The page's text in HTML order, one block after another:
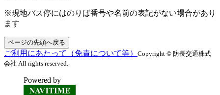
※現地バス停にはのりば番号や名前の表記がない場合があり
ます
ページの先頭へ戻る
ご利用にあたって（免責について等） Copyright © 防長交通株式
会社 All rights reserved.
Powered by